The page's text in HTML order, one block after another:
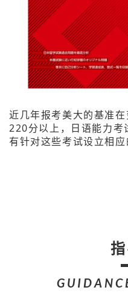
近几年报考美大的基准
220分以上，日语能力考
有针对这些考试设立相应